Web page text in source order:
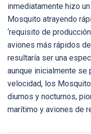
inmediatamente hizo
Mosquito atrayendo
‘requisito de
aviones más rápidos
resultaría ser una
aunque inicialmente se
velocidad, los
diurnos y nocturnos,
marítimo y aviones de